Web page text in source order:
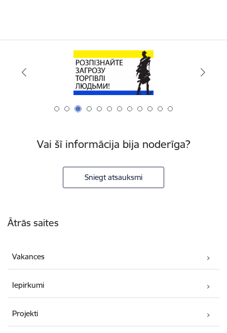
Vai šī informācija bija noderīga?
Sniegt atsauksmi
Ātrās saites
Vakances
Iepirkumi
Projekti